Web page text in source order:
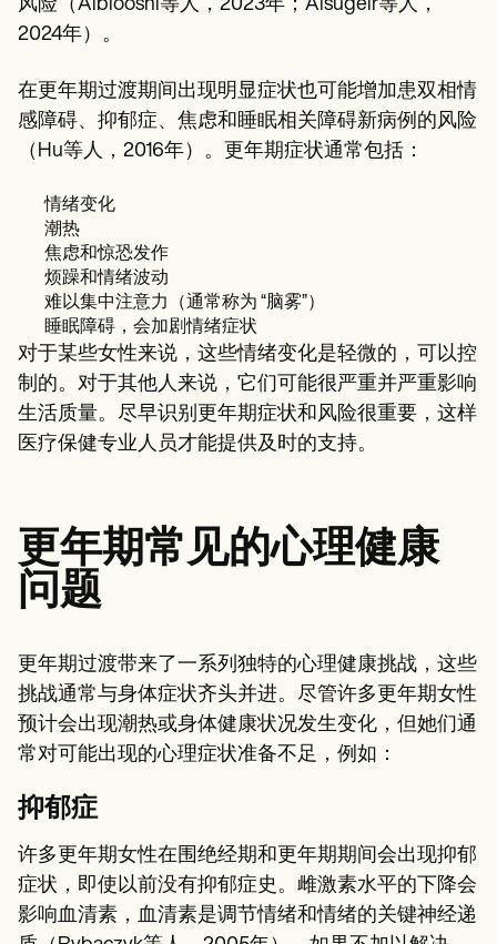
风险（Alblooshi等人，2023年；Alsugeir等人，
2024年）。
在更年期过渡期间出现明显症状也可能增加患双相情
感障碍、抑郁症、焦虑和睡眠相关障碍新病例的风险
（Hu等人，2016年）。更年期症状通常包括：
情绪变化
潮热
焦虑和惊恐发作
烦躁和情绪波动
难以集中注意力（通常称为 “脑雾”）
睡眠障碍，会加剧情绪症状
对于某些女性来说，这些情绪变化是轻微的，可以控
制的。对于其他人来说，它们可能很严重并严重影响
生活质量。尽早识别更年期症状和风险很重要，这样
医疗保健专业人员才能提供及时的支持。
更年期常见的心理健康
问题
更年期过渡带来了一系列独特的心理健康挑战，这些
挑战通常与身体症状齐头并进。尽管许多更年期女性
预计会出现潮热或身体健康状况发生变化，但她们通
常对可能出现的心理症状准备不足，例如：
抑郁症
许多更年期女性在围绝经期和更年期期间会出现抑郁
症状，即使以前没有抑郁症史。雌激素水平的下降会
影响血清素，血清素是调节情绪和情绪的关键神经递